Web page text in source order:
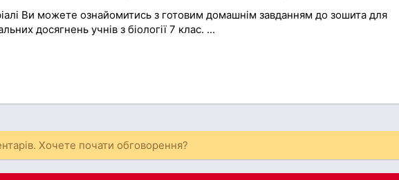
Ви можете ознайомитись з готовим домашнім завданням до зошита для
досягнень учнів з біології 7 клас. ...
Хочете почати обговорення?